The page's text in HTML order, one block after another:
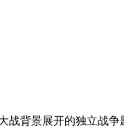
战背景展开的独立战